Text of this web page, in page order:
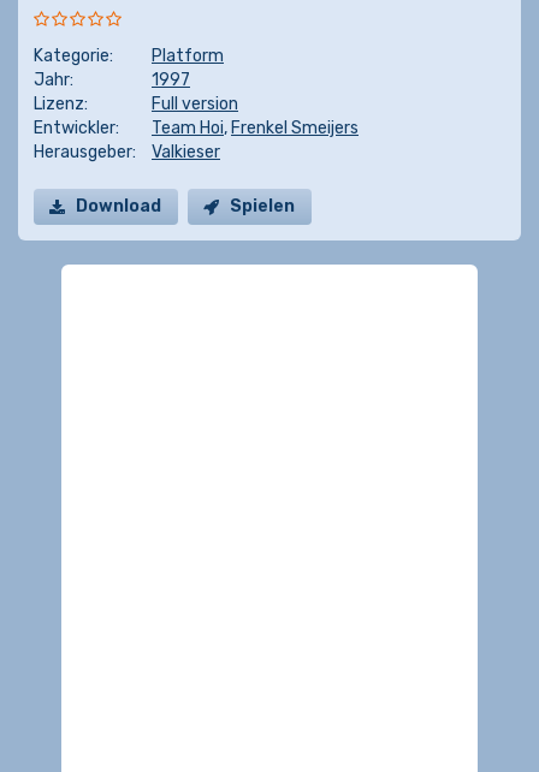
Kategorie:
Platform
Jahr:
1997
Lizenz:
Full version
Entwickler:
Team Hoi, Frenkel Smeijers
Herausgeber:
Valkieser
Download Spielen